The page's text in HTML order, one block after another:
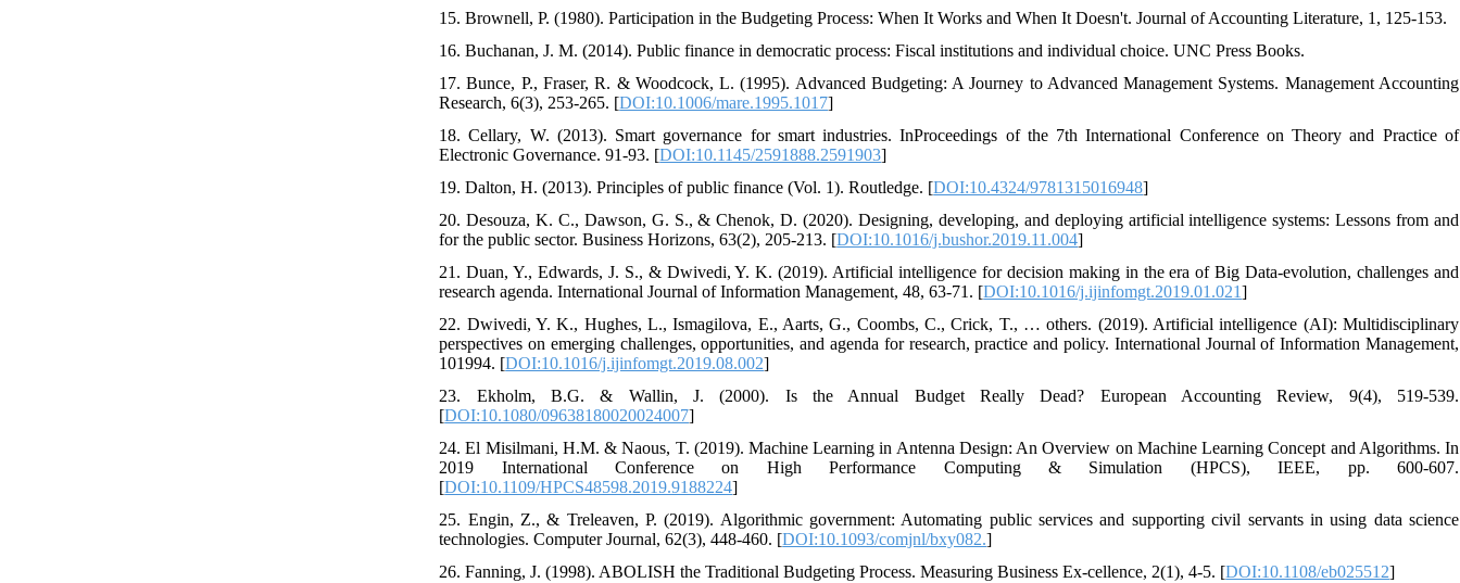
15. Brownell, P. (1980). Participation in the Budgeting Process: When It Works and When It Doesn't. Journal of Accounting Literature, 1, 125-153.
16. Buchanan, J. M. (2014). Public finance in democratic process: Fiscal institutions and individual choice. UNC Press Books.
17. Bunce, P., Fraser, R. & Woodcock, L. (1995). Advanced Budgeting: A Journey to Advanced Management Systems. Management Accounting
Research, 6(3), 253-265. [DOI:10.1006/mare.1995.1017]
18. Cellary, W. (2013). Smart governance for smart industries. InProceedings of the 7th International Conference on Theory and Practice of
Electronic Governance. 91-93. [DOI:10.1145/2591888.2591903]
19. Dalton, H. (2013). Principles of public finance (Vol. 1). Routledge. [DOI:10.4324/9781315016948]
20. Desouza, K. C., Dawson, G. S., & Chenok, D. (2020). Designing, developing, and deploying artificial intelligence systems: Lessons from and
for the public sector. Business Horizons, 63(2), 205-213. [DOI:10.1016/j.bushor.2019.11.004]
21. Duan, Y., Edwards, J. S., & Dwivedi, Y. K. (2019). Artificial intelligence for decision making in the era of Big Data-evolution, challenges and
research agenda. International Journal of Information Management, 48, 63-71. [DOI:10.1016/j.ijinfomgt.2019.01.021]
22. Dwivedi, Y. K., Hughes, L., Ismagilova, E., Aarts, G., Coombs, C., Crick, T., … others. (2019). Artificial intelligence (AI): Multidisciplinary
perspectives on emerging challenges, opportunities, and agenda for research, practice and policy. International Journal of Information Management,
101994. [DOI:10.1016/j.ijinfomgt.2019.08.002]
23. Ekholm, B.G. & Wallin, J. (2000). Is the Annual Budget Really Dead? European Accounting Review, 9(4), 519-539.
[DOI:10.1080/09638180020024007]
24. El Misilmani, H.M. & Naous, T. (2019). Machine Learning in Antenna Design: An Overview on Machine Learning Concept and Algorithms. In
2019 International Conference on High Performance Computing & Simulation (HPCS), IEEE, pp. 600-607.
[DOI:10.1109/HPCS48598.2019.9188224]
25. Engin, Z., & Treleaven, P. (2019). Algorithmic government: Automating public services and supporting civil servants in using data science
technologies. Computer Journal, 62(3), 448-460. [DOI:10.1093/comjnl/bxy082.]
26. Fanning, J. (1998). ABOLISH the Traditional Budgeting Process. Measuring Business Ex-cellence, 2(1), 4-5. [DOI:10.1108/eb025512]